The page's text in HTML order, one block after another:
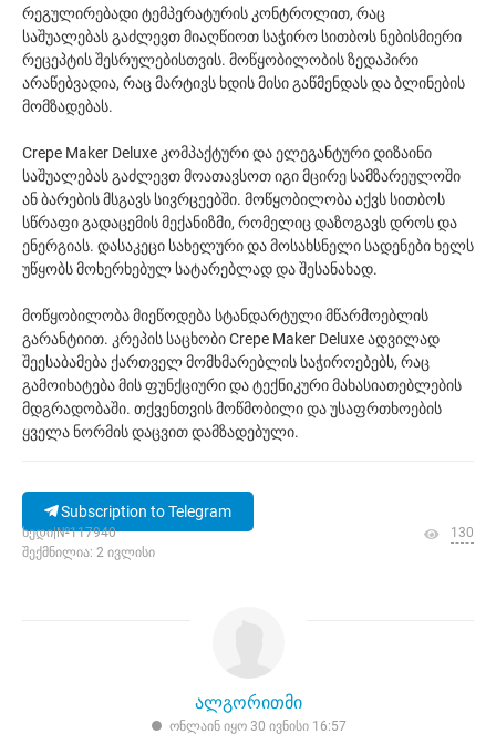
რეგულირებადი ტემპერატურის კონტროლით, რაც
საშუალებას გაძლევთ მიაღწიოთ საჭირო სითბოს ნებისმიერი
რეცეპტის შესრულებისთვის. მოწყობილობის ზედაპირი
არაწებვადია, რაც მარტივს ხდის მისი გაწმენდას და ბლინების
მომზადებას.
Crepe Maker Deluxe კომპაქტური და ელეგანტური დიზაინი
საშუალებას გაძლევთ მოათავსოთ იგი მცირე სამზარეულოში
ან ბარების მსგავს სივრცეებში. მოწყობილობა აქვს სითბოს
სწრაფი გადაცემის მექანიზმი, რომელიც დაზოგავს დროს და
ენერგიას. დასაკეცი სახელური და მოსახსნელი სადენები ხელს
უწყობს მოხერხებულ სატარებლად და შესანახად.
მოწყობილობა მიეწოდება სტანდარტული მწარმოებლის
გარანტიით. კრეპის საცხობი Crepe Maker Deluxe ადვილად
შეესაბამება ქართველ მომხმარებლის საჭიროებებს, რაც
გამოიხატება მის ფუნქციური და ტექნიკური მახასიათებლების
მდგრადობაში. თქვენთვის მოწმობილი და უსაფრთხოების
ყველა ნორმის დაცვით დამზადებული.
Subscription to Telegram
ხედი|№117940
შექმნილია: 2 ივლისი
130
ალგორითმი
ონლაინ იყო 30 ივნისი 16:57